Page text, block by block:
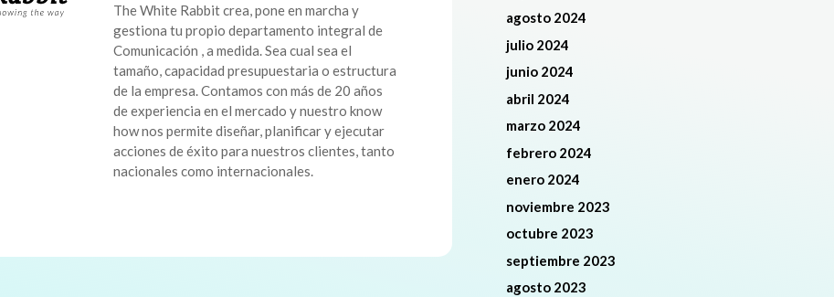
The White Rabbit crea, pone en marcha y
gestiona tu propio departamento integral de
Comunicación , a medida. Sea cual sea el
tamaño, capacidad presupuestaria o estructura
de la empresa. Contamos con más de 20 años
de experiencia en el mercado y nuestro know
how nos permite diseñar, planificar y ejecutar
acciones de éxito para nuestros clientes, tanto
nacionales como internacionales.
agosto 2024
julio 2024
junio 2024
abril 2024
marzo 2024
febrero 2024
enero 2024
noviembre 2023
octubre 2023
septiembre 2023
agosto 2023